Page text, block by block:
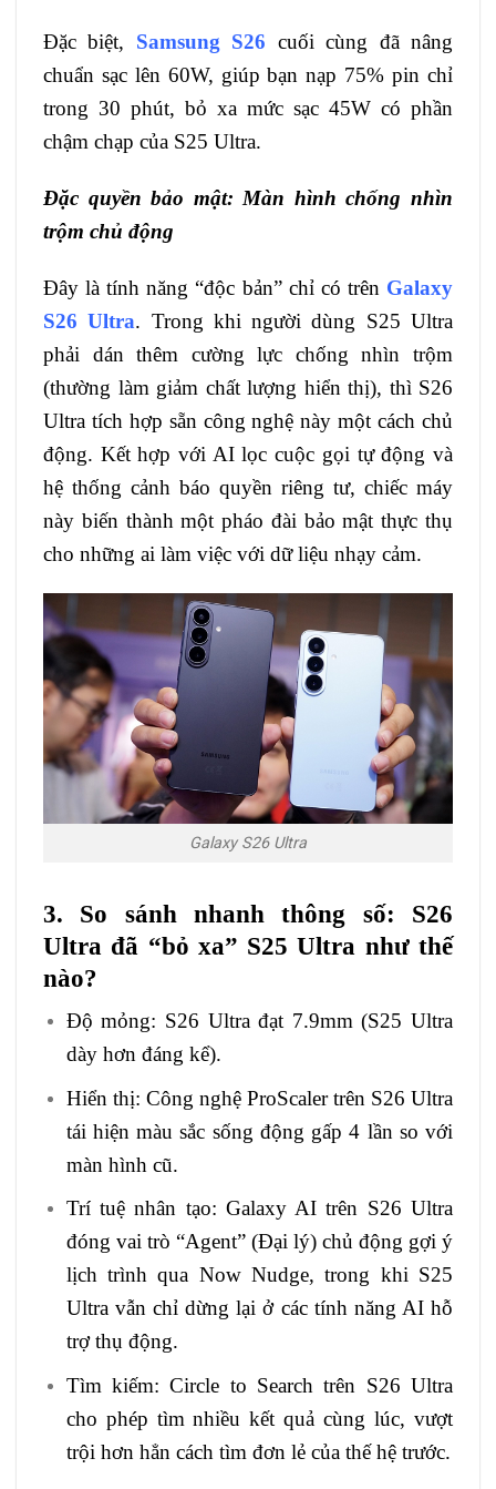
Đặc biệt, Samsung S26 cuối cùng đã nâng
chuẩn sạc lên 60W, giúp bạn nạp 75% pin chỉ
trong 30 phút, bỏ xa mức sạc 45W có phần
chậm chạp của S25 Ultra.
Đặc quyền bảo mật: Màn hình chống nhìn
trộm chủ động
Đây là tính năng “độc bản” chỉ có trên Galaxy
S26 Ultra. Trong khi người dùng S25 Ultra
phải dán thêm cường lực chống nhìn trộm
(thường làm giảm chất lượng hiển thị), thì S26
Ultra tích hợp sẵn công nghệ này một cách chủ
động. Kết hợp với AI lọc cuộc gọi tự động và
hệ thống cảnh báo quyền riêng tư, chiếc máy
này biến thành một pháo đài bảo mật thực thụ
cho những ai làm việc với dữ liệu nhạy cảm.
Galaxy S26 Ultra
3. So sánh nhanh thông số: S26
Ultra đã “bỏ xa” S25 Ultra như thế
nào?
Độ mỏng: S26 Ultra đạt 7.9mm (S25 Ultra
dày hơn đáng kể).
Hiển thị: Công nghệ ProScaler trên S26 Ultra
tái hiện màu sắc sống động gấp 4 lần so với
màn hình cũ.
Trí tuệ nhân tạo: Galaxy AI trên S26 Ultra
đóng vai trò “Agent” (Đại lý) chủ động gợi ý
lịch trình qua Now Nudge, trong khi S25
Ultra vẫn chỉ dừng lại ở các tính năng AI hỗ
trợ thụ động.
Tìm kiếm: Circle to Search trên S26 Ultra
cho phép tìm nhiều kết quả cùng lúc, vượt
trội hơn hẳn cách tìm đơn lẻ của thế hệ trước.